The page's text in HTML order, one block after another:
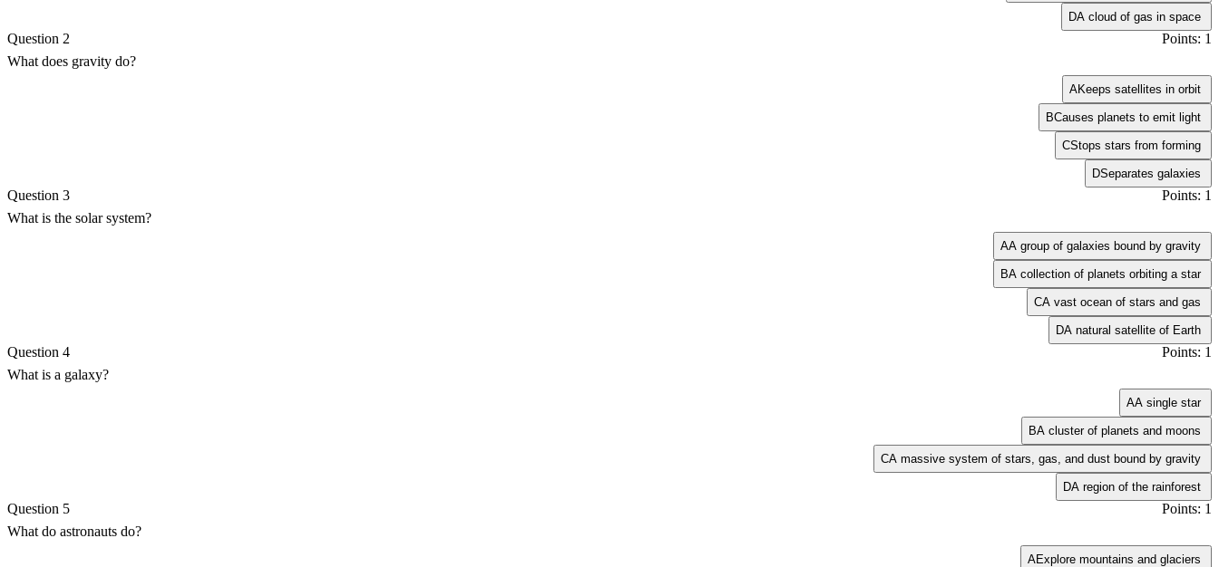
DA cloud of gas in space
Question 2
Points: 1
What does gravity do?
AKeeps satellites in orbit
BCauses planets to emit light
CStops stars from forming
DSeparates galaxies
Question 3
Points: 1
What is the solar system?
AA group of galaxies bound by gravity
BA collection of planets orbiting a star
CA vast ocean of stars and gas
DA natural satellite of Earth
Question 4
Points: 1
What is a galaxy?
AA single star
BA cluster of planets and moons
CA massive system of stars, gas, and dust bound by gravity
DA region of the rainforest
Question 5
Points: 1
What do astronauts do?
AExplore mountains and glaciers